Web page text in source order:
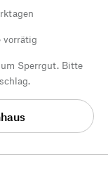
vorrätig
Sperrgut. Bitte